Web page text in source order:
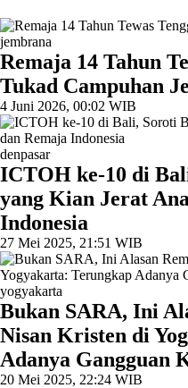
jembrana
Remaja 14 Tahun
Tukad Campuhan
4 Juni 2026, 00:02 WIB
denpasar
ICTOH ke-10 di
yang Kian Jerat
Indonesia
27 Mei 2025, 21:51 WIB
yogyakarta
Bukan SARA, Ini
Nisan Kristen di
Adanya Gangguan
20 Mei 2025, 22:24 WIB